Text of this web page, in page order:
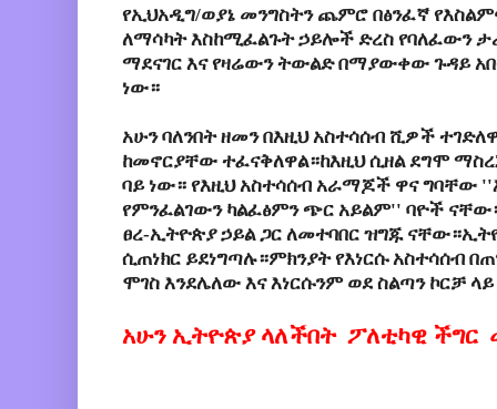
የኢህአዲግ/ወያኔ መንግስትን ጨምሮ በፅንፈኛ
ለማሳካት እስከሚፈልጉት ኃይሎች ድረስ የባለፈውን
ማደናገር እና የዛሬውን ትውልድ በማያውቀው ጉዳይ
ነው።
አሁን ባለንበት ዘመን በእዚህ አስተሳሰብ ሺዎች
ከመኖርያቸው ተፈናቅለዋል።ከእዚህ ሲዘል ደግሞ
ባይ ነው። የእዚህ አስተሳሰብ አራማጆች ዋና ግባቸው''
የምንፈልገውን ካልፈፅምን ጭር አይልም'' ባዮች
ፀረ-ኢትዮጵያ ኃይል ጋር ለመተባበር ዝግጁ
ሲጠነክር ይደነግጣሉ።ምክንያት የእነርሱ አስተሳሰብ
ሞገስ እንደሌለው እና እነርሱንም ወደ ስልጣን ኮርቻ ላይ
አሁን ኢትዮጵያ ላለችበት ፖለቲካዊ